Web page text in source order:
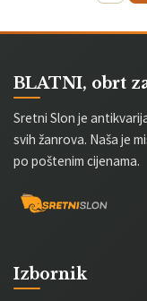
BLATNI, obrt
Sretni Slon je
svih žanrova. Naša je
po poštenim cijenama.
Izbornik